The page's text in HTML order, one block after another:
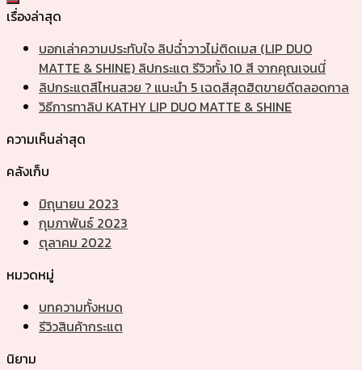
เรื่องล่าสุด
บอกเล่าความประทับใจ ลิปฉ่ำวาวไม่ติดเมส (LIP DUO
MATTE & SHINE) ลิปกระแต รีวิวทั้ง 10 สี จากคุณเจนนี่
ลิปกระแตสีไหนสวย ? แนะนำ 5 เฉดสีสุดฮิตขายดีตลอดกาล
วิธีการทาลิป KATHY LIP DUO MATTE & SHINE
ความเห็นล่าสุด
คลังเก็บ
มิถุนายน 2023
กุมภาพันธ์ 2023
ตุลาคม 2022
หมวดหมู่
บทความทั้งหมด
รีวิวสินค้ากระแต
นิยาม